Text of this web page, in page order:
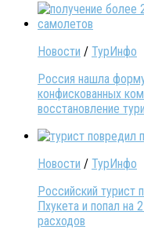
Новости / ТурИнфо
Россия нашла
конфискованных
восстановление
Новости / ТурИнфо
Российский турист
Пхукета и попал на
расходов